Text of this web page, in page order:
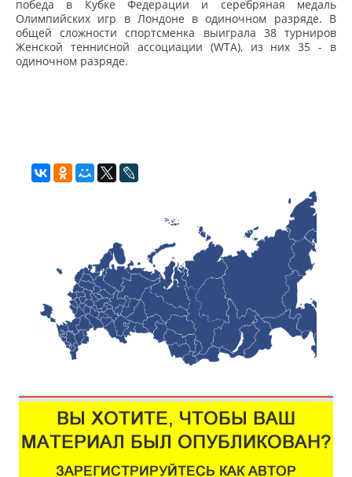
победа в Кубке Федерации и серебряная медаль
Олимпийских игр в Лондоне в одиночном разряде. В
общей сложности спортсменка выиграла 38 турниров
Женской теннисной ассоциации (WTA), из них 35 - в
одиночном разряде.